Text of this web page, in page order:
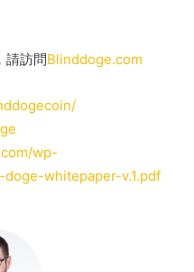
請訪問Blinddoge.com
wp-
whitepaper-v.1.pdf